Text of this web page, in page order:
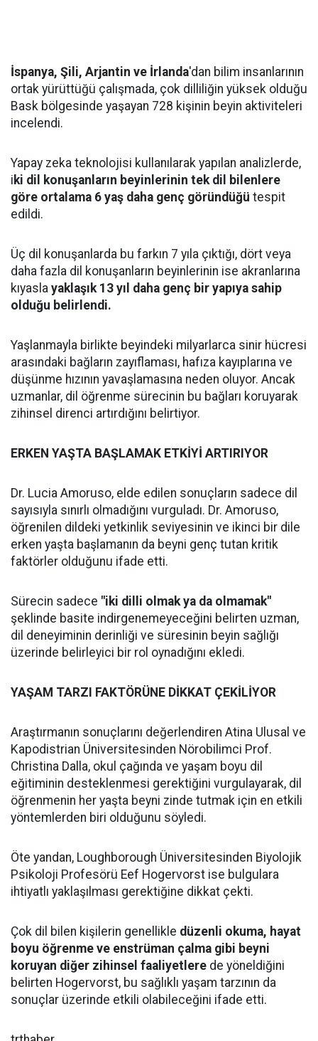
İspanya, Şili, Arjantin ve İrlanda'dan bilim insanlarının
ortak yürüttüğü çalışmada, çok dilliliğin yüksek olduğu
Bask bölgesinde yaşayan 728 kişinin beyin aktiviteleri
incelendi.
Yapay zeka teknolojisi kullanılarak yapılan analizlerde,
i ki dil konuşanların beyinlerinin tek dil bilenlere
göre ortalama 6 yaş daha genç göründüğü tespit
edildi.
Üç dil konuşanlarda bu farkın 7 yıla çıktığı, dört veya
daha fazla dil konuşanların beyinlerinin ise akranlarına
kıyasla yaklaşık 13 yıl daha genç bir yapıya sahip
olduğu belirlendi.
Yaşlanmayla birlikte beyindeki milyarlarca sinir hücresi
arasındaki bağların zayıflaması, hafıza kayıplarına ve
düşünme hızının yavaşlamasına neden oluyor. Ancak
uzmanlar, dil öğrenme sürecinin bu bağları koruyarak
zihinsel direnci artırdığını belirtiyor.
ERKEN YAŞTA BAŞLAMAK ETKİYİ ARTIRIYOR
Dr. Lucia Amoruso, elde edilen sonuçların sadece dil
sayısıyla sınırlı olmadığını vurguladı. Dr. Amoruso,
öğrenilen dildeki yetkinlik seviyesinin ve ikinci bir dile
erken yaşta başlamanın da beyni genç tutan kritik
faktörler olduğunu ifade etti.
Sürecin sadece "iki dilli olmak ya da olmamak"
şeklinde basite indirgenemeyeceğini belirten uzman,
dil deneyiminin derinliği ve süresinin beyin sağlığı
üzerinde belirleyici bir rol oynadığını ekledi.
YAŞAM TARZI FAKTÖRÜNE DİKKAT ÇEKİLİYOR
Araştırmanın sonuçlarını değerlendiren Atina Ulusal ve
Kapodistrian Üniversitesinden Nörobilimci Prof.
Christina Dalla, okul çağında ve yaşam boyu dil
eğitiminin desteklenmesi gerektiğini vurgulayarak, dil
öğrenmenin her yaşta beyni zinde tutmak için en etkili
yöntemlerden biri olduğunu söyledi.
Öte yandan, Loughborough Üniversitesinden Biyolojik
Psikoloji Profesörü Eef Hogervorst ise bulgulara
ihtiyatlı yaklaşılması gerektiğine dikkat çekti.
Çok dil bilen kişilerin genellikle düzenli okuma, hayat
boyu öğrenme ve enstrüman çalma gibi beyni
koruyan diğer zihinsel faaliyetlere de yöneldiğini
belirten Hogervorst, bu sağlıklı yaşam tarzının da
sonuçlar üzerinde etkili olabileceğini ifade etti.